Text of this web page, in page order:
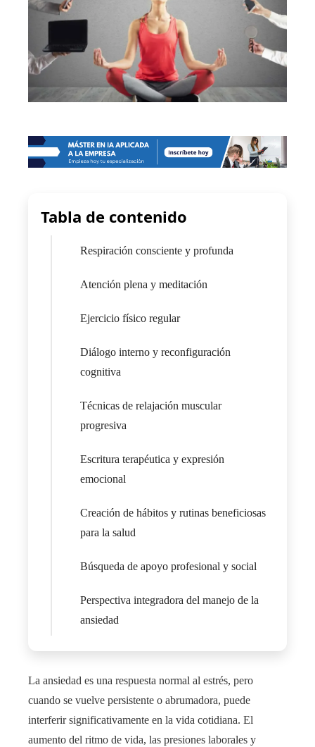
Tabla de contenido
Respiración consciente y profunda
Atención plena y meditación
Ejercicio físico regular
Diálogo interno y reconfiguración
cognitiva
Técnicas de relajación muscular
progresiva
Escritura terapéutica y expresión
emocional
Creación de hábitos y rutinas beneficiosas
para la salud
Búsqueda de apoyo profesional y social
Perspectiva integradora del manejo de la
ansiedad
La ansiedad es una respuesta normal al estrés, pero
cuando se vuelve persistente o abrumadora, puede
interferir significativamente en la vida cotidiana. El
aumento del ritmo de vida, las presiones laborales y